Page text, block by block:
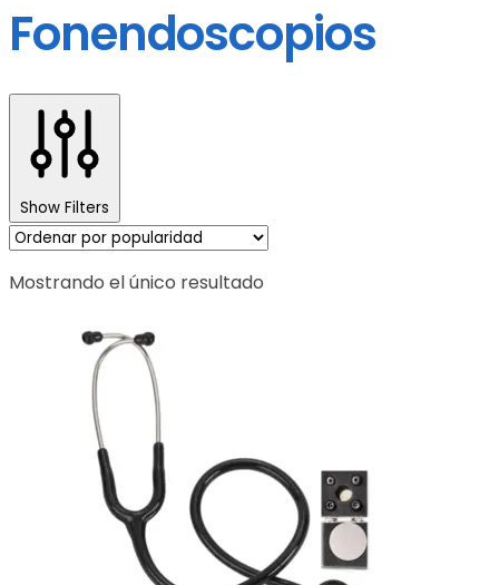
Fonendoscopios
Show Filters
Mostrando el único resultado